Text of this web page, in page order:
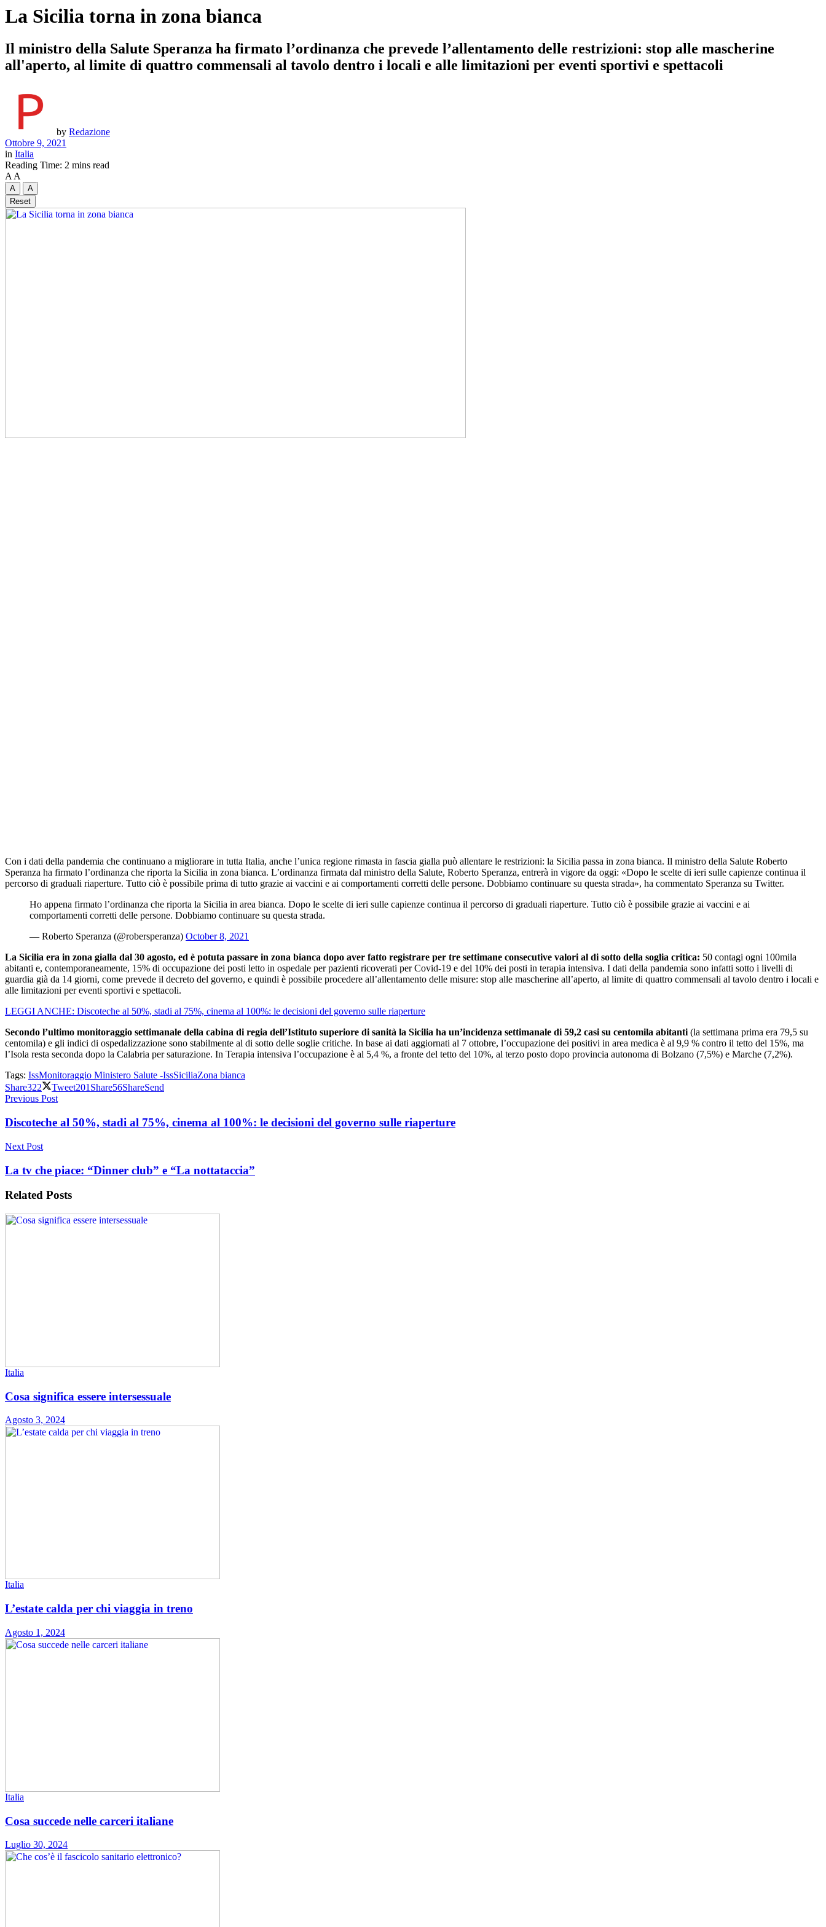
La Sicilia torna in zona bianca
Il ministro della Salute Speranza ha firmato l’ordinanza che prevede l’allentamento delle restrizioni: stop alle mascherine
all'aperto, al limite di quattro commensali al tavolo dentro i locali e alle limitazioni per eventi sportivi e spettacoli
by Redazione
Ottobre 9, 2021
in Italia
Reading Time: 2 mins read
A A
A
A
Reset
Con i dati della pandemia che continuano a migliorare in tutta Italia, anche l’unica regione rimasta in fascia gialla può allentare le restrizioni: la Sicilia passa in zona bianca. Il ministro della Salute Roberto
Speranza ha firmato l’ordinanza che riporta la Sicilia in zona bianca. L’ordinanza firmata dal ministro della Salute, Roberto Speranza, entrerà in vigore da oggi: «Dopo le scelte di ieri sulle capienze continua il
percorso di graduali riaperture. Tutto ciò è possibile prima di tutto grazie ai vaccini e ai comportamenti corretti delle persone. Dobbiamo continuare su questa strada», ha commentato Speranza su Twitter.
Ho appena firmato l’ordinanza che riporta la Sicilia in area bianca. Dopo le scelte di ieri sulle capienze continua il percorso di graduali riaperture. Tutto ciò è possibile grazie ai vaccini e ai
comportamenti corretti delle persone. Dobbiamo continuare su questa strada.
— Roberto Speranza (@robersperanza) October 8, 2021
La Sicilia era in zona gialla dal 30 agosto, ed è potuta passare in zona bianca dopo aver fatto registrare per tre settimane consecutive valori al di sotto della soglia critica: 50 contagi ogni 100mila
abitanti e, contemporaneamente, 15% di occupazione dei posti letto in ospedale per pazienti ricoverati per Covid-19 e del 10% dei posti in terapia intensiva. I dati della pandemia sono infatti sotto i livelli di
guardia già da 14 giorni, come prevede il decreto del governo, e quindi è possibile procedere all’allentamento delle misure: stop alle mascherine all’aperto, al limite di quattro commensali al tavolo dentro i locali e
alle limitazioni per eventi sportivi e spettacoli.
LEGGI ANCHE: Discoteche al 50%, stadi al 75%, cinema al 100%: le decisioni del governo sulle riaperture
Secondo l’ultimo monitoraggio settimanale della cabina di regia dell’Istituto superiore di sanità la Sicilia ha un’incidenza settimanale di 59,2 casi su centomila abitanti (la settimana prima era 79,5 su
centomila) e gli indici di ospedalizzazione sono stabilmente al di sotto delle soglie critiche. In base ai dati aggiornati al 7 ottobre, l’occupazione dei positivi in area medica è al 9,9 % contro il tetto del 15%, ma
l’Isola resta seconda dopo la Calabria per saturazione. In Terapia intensiva l’occupazione è al 5,4 %, a fronte del tetto del 10%, al terzo posto dopo provincia autonoma di Bolzano (7,5%) e Marche (7,2%).
Tags: IssMonitoraggio Ministero Salute -IssSiciliaZona bianca
Share322 Tweet201 Share56ShareSend
Previous Post
Discoteche al 50%, stadi al 75%, cinema al 100%: le decisioni del governo sulle riaperture
Next Post
La tv che piace: “Dinner club” e “La nottataccia”
Related Posts
Italia
Cosa significa essere intersessuale
Agosto 3, 2024
Italia
L’estate calda per chi viaggia in treno
Agosto 1, 2024
Italia
Cosa succede nelle carceri italiane
Luglio 30, 2024